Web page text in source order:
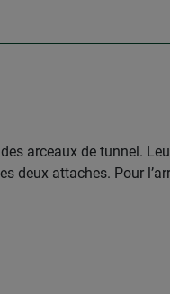
arceaux de tunnel.
deux attaches. Pour